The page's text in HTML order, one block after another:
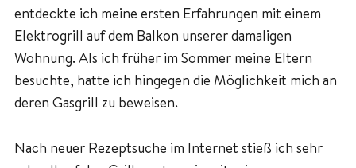
entdeckte ich meine ersten Erfahrungen mit einem
Elektrogrill auf dem Balkon unserer damaligen
Wohnung. Als ich früher im Sommer meine Eltern
besuchte, hatte ich hingegen die Möglichkeit mich an
deren Gasgrill zu beweisen.
Nach neuer Rezeptsuche im Internet stieß ich sehr